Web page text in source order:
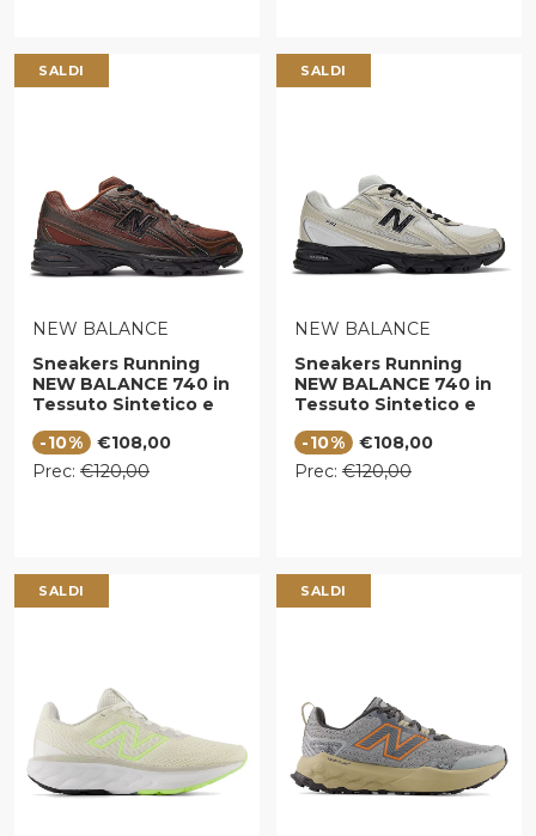
SALDI
VENDITORE:
NEW BALANCE
Sneakers Running
NEW BALANCE 740 in
Tessuto Sintetico e
Pumpernickel
-10%
Prezzo di vendita
€108,00
Prezzo regolare
Prec: €120,00
SALDI
VENDITORE:
NEW BALANCE
Sneakers Running
NEW BALANCE 740 in
Tessuto Sintetico e
White
-10%
Prezzo di vendita
€108,00
Prezzo regolare
Prec: €120,00
SALDI SALDI